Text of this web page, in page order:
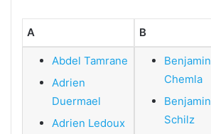
A B
Abdel Tamrane
Adrien
Duermael
Adrien Ledoux
Benjamin
Chemla
Benjamin
Schilz